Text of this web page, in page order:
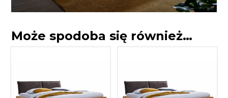
Może spodoba się również…